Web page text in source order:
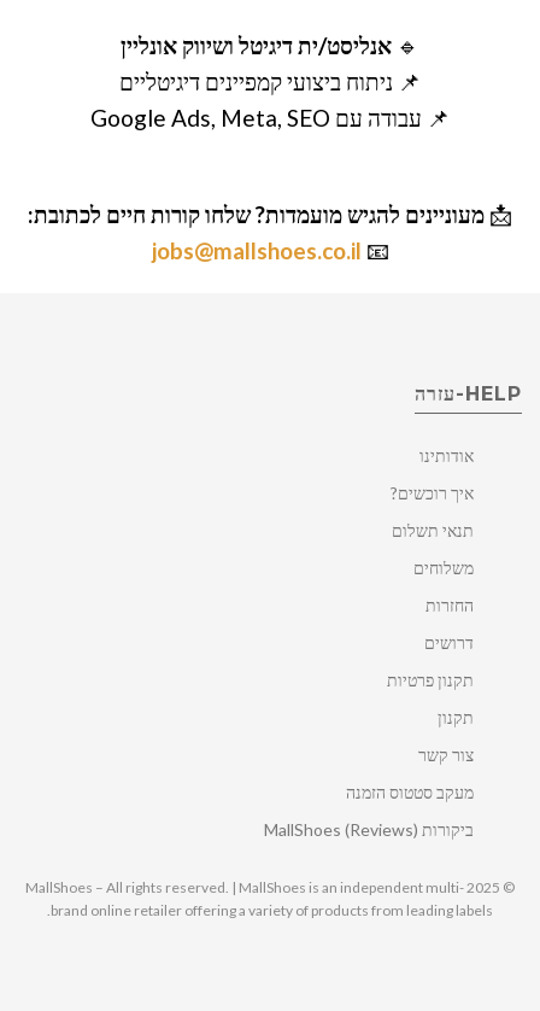
🔹 אנליסט/ית דיגיטל ושיווק אונליין
📌 ניתוח ביצועי קמפיינים דיגיטליים
📌 עבודה עם Google Ads, Meta, SEO
📩 מעוניינים להגיש מועמדות? שלחו קורות חיים לכתובת:
📧
jobs@mallshoes.co.il
HELP-עזרה
אודותינו
איך רוכשים?
תנאי תשלום
משלוחים
החזרות
דרושים
תקנון פרטיות
תקנון
צור קשר
מעקב סטטוס הזמנה
ביקורות MallShoes (Reviews)
© 2025 MallShoes – All rights reserved. | MallShoes is an independent multi-
brand online retailer offering a variety of products from leading labels.